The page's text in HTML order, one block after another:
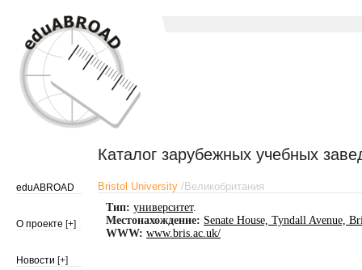
Каталог зарубежных учебных
eduABROAD
О проекте [+]
Новости [+]
Bristol University /Великобритания
Тип: университет.
Местонахождение: Senate House, Tyndall Avenue,
WWW: www.bris.ac.uk/